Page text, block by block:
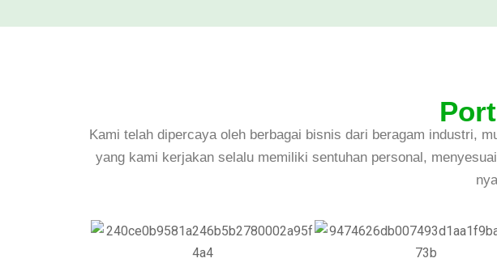
Kami telah dipercaya oleh berbagai bisnis dari beragam industri,
yang kami kerjakan selalu memiliki sentuhan personal,